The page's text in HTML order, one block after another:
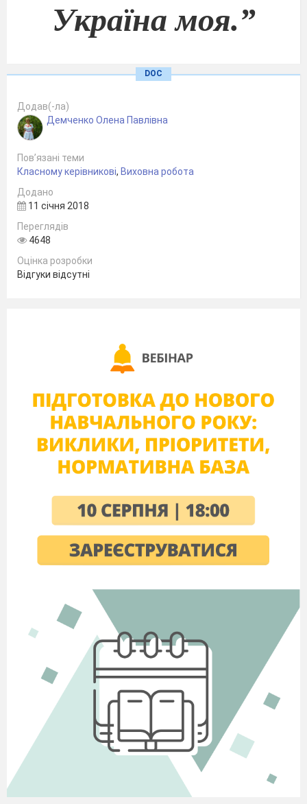
Україна моя.”
2016 рік
ознайомитись із рушником як оберегом
українського народу, із звичаями і обрядами
повязаними з рушником, значенням символів
на рушниках, розвивати інтерес до історії
вишивки, виховувати повагу до праці
майстринь
Обладнання:
елементи української хати,
вишиті рушники, виставка робіт майстринь,
коровай на рушникові, вислови про рушники,
записи пісень
DOC
Додав(-ла)
Демченко Олена Павлівна
Пов’язані теми
Класному керівникові, Виховна робота
Додано
11 січня 2018
Переглядів
4648
Оцінка розробки
Відгуки відсутні